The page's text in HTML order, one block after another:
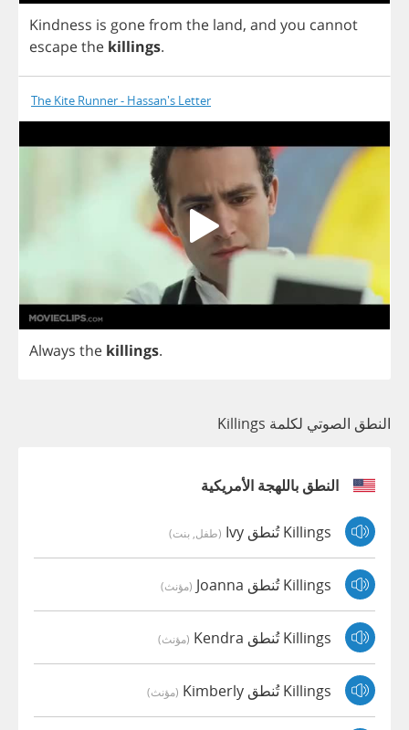
Kindness is gonefrom the land, and you cannot
escapethe killings.
The Kite Runner - Hassan's Letter
Always the killings.
النطق الصوتي لكلمة Killings
النطق باللهجة الأمريكية
Killings تُنطق Ivy (طفل, بنت)
Killings تُنطق Joanna (مؤنث)
Killings تُنطق Kendra (مؤنث)
Killings تُنطق Kimberly (مؤنث)